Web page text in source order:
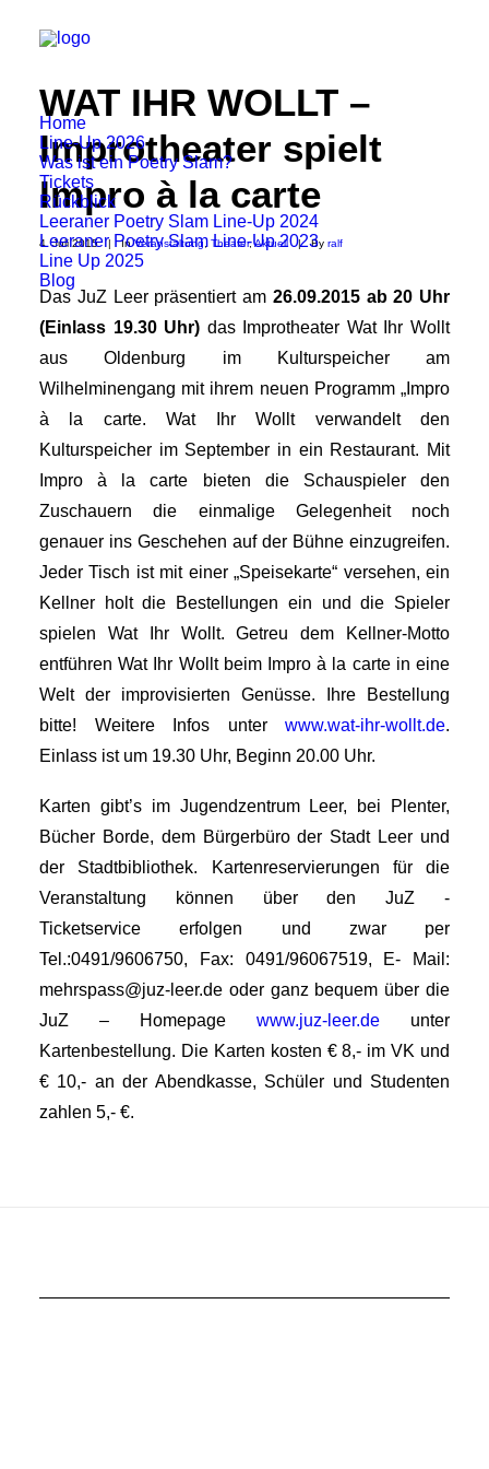
Home
Line-Up 2026
Was ist ein Poetry Slam?
Tickets
Rückblick
Leeraner Poetry Slam Line-Up 2024
Leeraner Poetry Slam Line-Up 2023
Line Up 2025
Blog
WAT IHR WOLLT –
Improtheater spielt
Impro à la carte
4. Juli 2015 | InVeranstaltung,Theater,Aktuell | By ralf
Das JuZ Leer präsentiert am 26.09.2015 ab 20 Uhr
(Einlass 19.30 Uhr) das Improtheater Wat Ihr Wollt
aus Oldenburg im Kulturspeicher am
Wilhelminengang mit ihrem neuen Programm „Impro
à la carte. Wat Ihr Wollt verwandelt den
Kulturspeicher im September in ein Restaurant. Mit
Impro à la carte bieten die Schauspieler den
Zuschauern die einmalige Gelegenheit noch
genauer ins Geschehen auf der Bühne einzugreifen.
Jeder Tisch ist mit einer „Speisekarte“ versehen, ein
Kellner holt die Bestellungen ein und die Spieler
spielen Wat Ihr Wollt. Getreu dem Kellner-Motto
entführen Wat Ihr Wollt beim Impro à la carte in eine
Welt der improvisierten Genüsse. Ihre Bestellung
bitte! Weitere Infos unter www.wat-ihr-wollt.de.
Einlass ist um 19.30 Uhr, Beginn 20.00 Uhr.
Karten gibt’s im Jugendzentrum Leer, bei Plenter,
Bücher Borde, dem Bürgerbüro der Stadt Leer und
der Stadtbibliothek. Kartenreservierungen für die
Veranstaltung können über den JuZ -
Ticketservice erfolgen und zwar per
Tel.:0491/9606750, Fax: 0491/96067519, E- Mail:
mehrspass@juz-leer.de oder ganz bequem über die
JuZ – Homepage www.juz-leer.de unter
Kartenbestellung. Die Karten kosten € 8,- im VK und
€ 10,- an der Abendkasse, Schüler und Studenten
zahlen 5,- €.